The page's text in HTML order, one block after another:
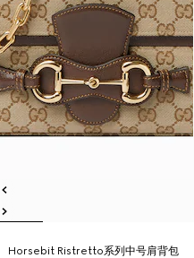
Horsebit Ristretto系列中号肩背包